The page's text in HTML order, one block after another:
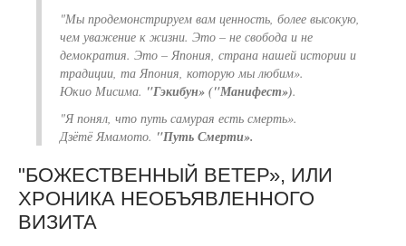
"Мы продемонстрируем вам ценность, более высокую,
чем уважение к жизни. Это – не свобода и не
демократия. Это – Япония, страна нашей истории и
традиции, та Япония, которую мы любим».
Юкио Мисима. "Гэкибун» ("Манифест»).
"Я понял, что путь самурая есть смерть».
Дзётё Ямамото. "Путь Смерти».
"БОЖЕСТВЕННЫЙ ВЕТЕР», ИЛИ
ХРОНИКА НЕОБЪЯВЛЕННОГО
ВИЗИТА